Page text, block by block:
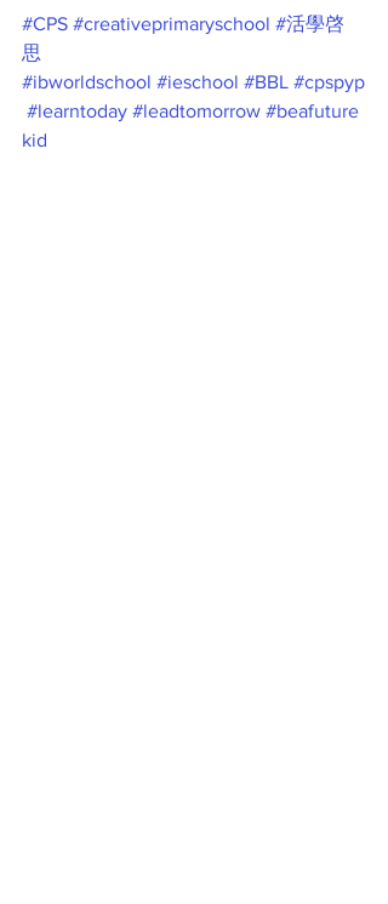
#CPS #creativeprimaryschool #活學啓
思
#ibworldschool #ieschool #BBL #cpspyp
#learntoday #leadtomorrow #beafuture
kid